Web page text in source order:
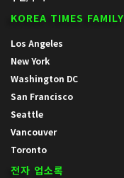
KOREA TIMES FAMILY
Los Angeles
New York
Washington DC
San Francisco
Seattle
Vancouver
Toronto
전자 업소록